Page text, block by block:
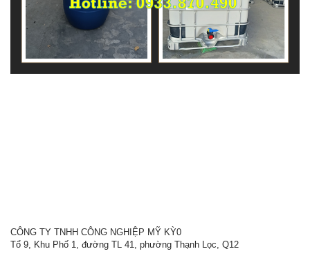
CÔNG TY TNHH CÔNG NGHIỆP MỸ KỲ0
Tổ 9, Khu Phố 1, đường TL 41, phường Thạnh Lọc, Q12